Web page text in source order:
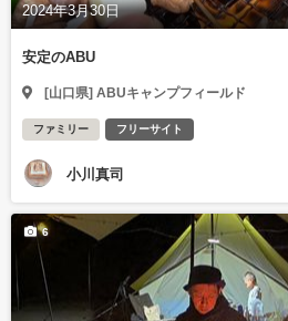
2024年3月30日
安定のABU
[山口県] ABUキャンプフィールド
ファミリー フリーサイト
小川真司
6